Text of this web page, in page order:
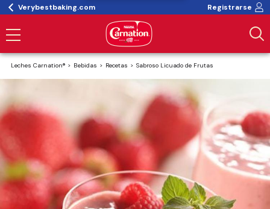
Verybestbaking.com Registrarse
Leches Carnation® Bebidas Recetas Sabroso Licuado de Frutas